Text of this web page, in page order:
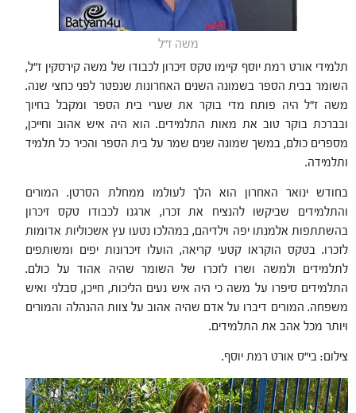
משה ז"ל
תלמידי אורט רמת יוסף קיימו טקס זיכרון לכבודו של משה קירסקין ז"ל,
השומר בבית הספר בשמונה השנים האחרונות שנפטר לפני כחצי שנה.
משה ז"ל היה פותח מדי בוקר את שערי בית הספר ומקבל בחיוך
ובברכת בוקר טוב את מאות התלמידים. הוא היה איש אהוב וחייכן,
מספרים כולם, במשך שמונה שנים שמר על בית הספר והכיר כל תלמיד
ותלמידה.
בחודש ינואר האחרון הוא הלך לעולמו ממחלת הסרטן. המורים
והתלמידים שביקשו להנציח את זכרו, ארגנו לכבודו טקס זיכרון
בהשתתפות אלמנתו יפה וילדיהם, במהלכו נטעו עץ אשכוליות אדומות
לזכרו. בטקס הוקראו קטעי קריאה, הועלו זיכרונות יפים ומשותפים
לתלמידים ולמשה ושרו לזכרו של השומר שהיה אהוד על כולם.
התלמידים סיפרו על משה כי היה איש נעים הליכות, חייכן, סבלני ואיש
משפחה. המורים דיברו על אדם שהיה אהוב על צוות ההנהלה והמורים
ויותר מכל אהב את התלמידים.
צילום: בי"ס אורט רמת יוסף.